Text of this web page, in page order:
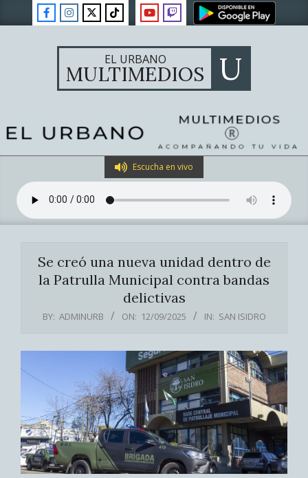
to
EL URBANO
MULTIMEDIOS U
Navigation
Menu
Escucha en vivo
Se creó una nueva unidad dentro de
la Patrulla Municipal contra bandas
delictivas
BY: ADMINURB ON: 12/09/2025 IN: SAN ISIDRO